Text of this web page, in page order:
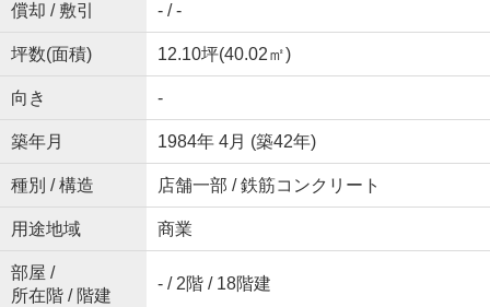
償却 / 敷引 - / -
坪数(面積) 12.10坪(40.02㎡)
向き -
築年月 1984年 4月 (築42年)
種別 / 構造 店舗一部 / 鉄筋コンクリート
用途地域 商業
部屋 /
所在階 / 階建
- / 2階 / 18階建